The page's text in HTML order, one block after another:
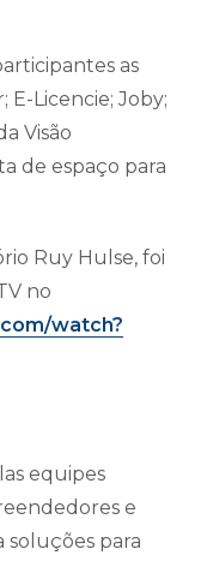
as
Licencie; Joby;
Visão
de espaço para
Ruy Hulse, foi
no
watch?
equipes
e
soluções para